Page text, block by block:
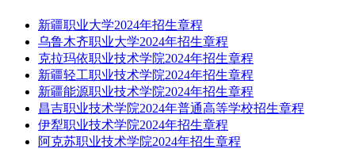
新疆职业大学2024年招生章程
乌鲁木齐职业大学2024年招生章程
克拉玛依职业技术学院2024年招生章程
新疆轻工职业技术学院2024年招生章程
新疆能源职业技术学院2024年招生章程
昌吉职业技术学院2024年普通高等学校招生章程
伊犁职业技术学院2024年招生章程
阿克苏职业技术学院2024年招生章程